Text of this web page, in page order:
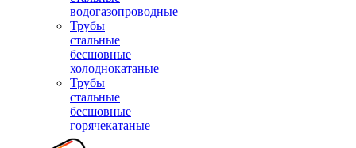
водогазопроводные
Трубы
стальные
бесшовные
холоднокатаные
Трубы
стальные
бесшовные
горячекатаные